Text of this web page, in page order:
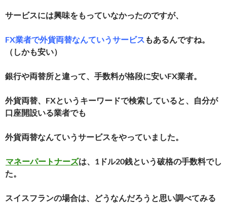
サービスには興味をもっていなかったのですが、
FX業者で外貨両替なんていうサービス もあるんですね。
（しかも安い）
銀行や両替所と違って、手数料が格段に安いFX業者。
外貨両替、FXというキーワードで検索していると、自分が
口座開設いる業者でも
外貨両替なんていうサービスをやっていました。
マネーパートナーズは、1ドル20銭という破格の手数料でし
た。
スイスフランの場合は、どうなんだろうと思い調べてみる